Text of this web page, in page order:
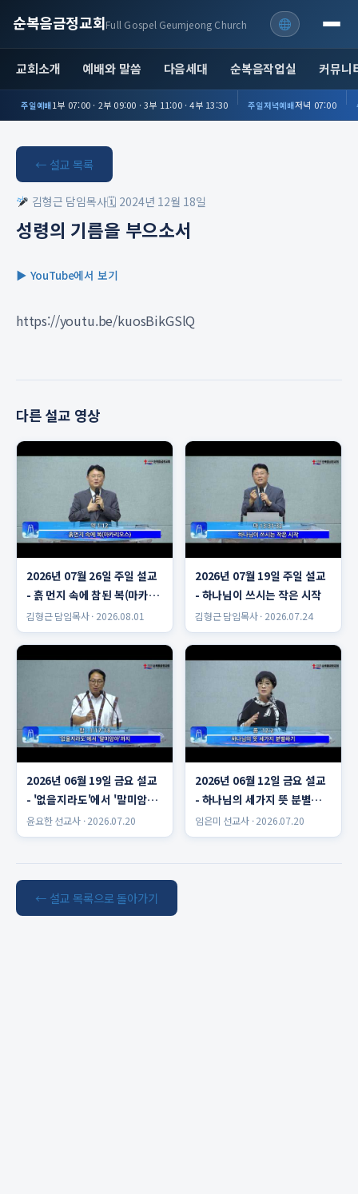
순복음금정교회Full Gospel Geumjeong Church
교회소개 예배와 말씀 다음세대 순복음작업실 커뮤니
주일예배1부 07:00 · 2부 09:00 · 3부 11:00 · 4부 13:30 주일저녁예배저녁 07:00
← 설교 목록
김형근 담임목사🗓 2024년 12월 18일
성령의 기름을 부으소서
▶ YouTube에서 보기
https://youtu.be/kuosBikGSlQ
다른 설교 영상
2026년 07월 26일 주일 설교
- 흙 먼지 속에 참된 복(마카리
오스)
김형근 담임목사 · 2026.08.01
2026년 07월 19일 주일 설교
- 하나님이 쓰시는 작은 시작
김형근 담임목사 · 2026.07.24
2026년 06월 19일 금요 설교
- '없을지라도'에서 '말미암
아'까지 윤요한 선교사
윤요한 선교사 · 2026.07.20
2026년 06월 12일 금요 설교
- 하나님의 세가지 뜻 분별하
기 임은미 선교사
임은미 선교사 · 2026.07.20
← 설교 목록으로 돌아가기